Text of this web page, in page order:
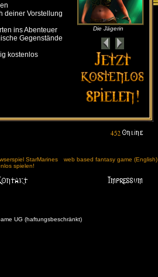
deiner Vorstellung
ins Abenteuer
Gegenstände
kostenlos
Die Jägerin
StarMarines
web based fantasy game (English)
spielen!
UG (haftungsbeschränkt)